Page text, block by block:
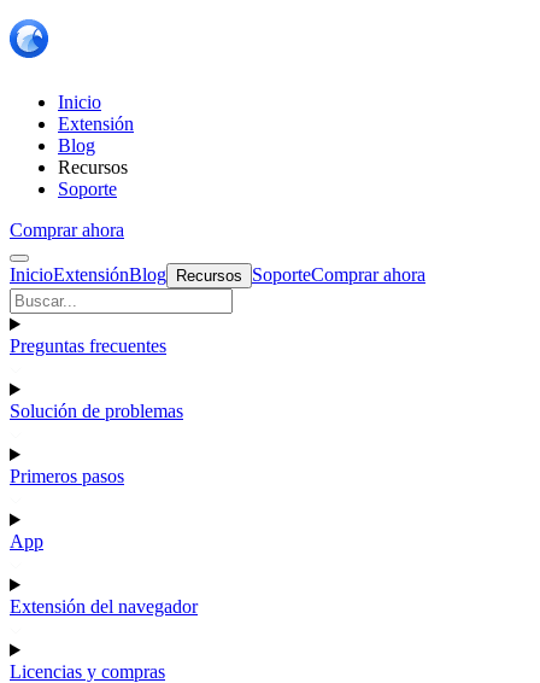
Inicio
Extensión
Blog
Recursos
Soporte
Comprar ahora
InicioExtensiónBlog Recursos SoporteComprar ahora
Preguntas frecuentes
Solución de problemas
Primeros pasos
App
Extensión del navegador
Licencias y compras